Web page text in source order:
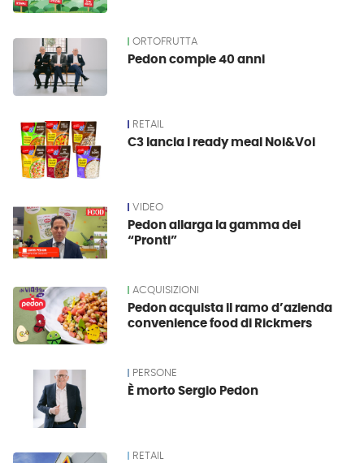
ORTOFRUTTA
Pedon compie 40 anni
RETAIL
C3 lancia i ready meal Noi&Voi
VIDEO
Pedon allarga la gamma dei
“Pronti”
ACQUISIZIONI
Pedon acquista il ramo d’azienda
convenience food di Rickmers
PERSONE
È morto Sergio Pedon
RETAIL